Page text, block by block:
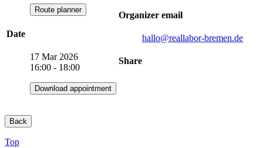
Route planner
Date
17 Mar 2026
16:00 - 18:00
Download appointment
Organizer email
hallo@reallabor-bremen.de
Share
Back
Top